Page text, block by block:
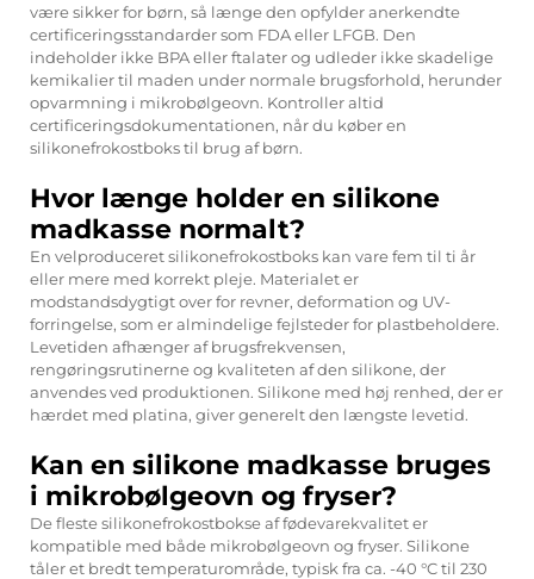
være sikker for børn, så længe den opfylder anerkendte
certificeringsstandarder som FDA eller LFGB. Den
indeholder ikke BPA eller ftalater og udleder ikke skadelige
kemikalier til maden under normale brugsforhold, herunder
opvarmning i mikrobølgeovn. Kontroller altid
certificeringsdokumentationen, når du køber en
silikonefrokostboks til brug af børn.
Hvor længe holder en silikone
madkasse normalt?
En velproduceret silikonefrokostboks kan vare fem til ti år
eller mere med korrekt pleje. Materialet er
modstandsdygtigt over for revner, deformation og UV-
forringelse, som er almindelige fejlsteder for plastbeholdere.
Levetiden afhænger af brugsfrekvensen,
rengøringsrutinerne og kvaliteten af den silikone, der
anvendes ved produktionen. Silikone med høj renhed, der er
hærdet med platina, giver generelt den længste levetid.
Kan en silikone madkasse bruges
i mikrobølgeovn og fryser?
De fleste silikonefrokostbokse af fødevarekvalitet er
kompatible med både mikrobølgeovn og fryser. Silikone
tåler et bredt temperaturområde, typisk fra ca. -40 °C til 230